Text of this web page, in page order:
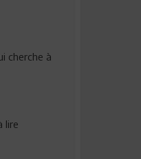
cherche à
lire